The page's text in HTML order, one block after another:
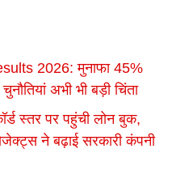
2026: मुनाफा 45%
अभी भी बड़ी चिंता
स्तर पर पहुंची लोन बुक,
ने बढ़ाई सरकारी कंपनी